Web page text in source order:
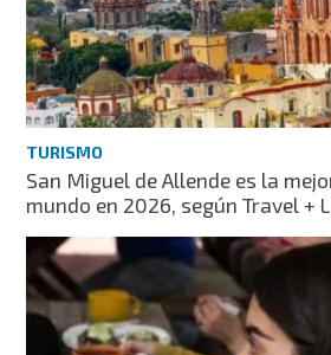
TURISMO
San Miguel de Allende es la
mundo en 2026, según Travel +